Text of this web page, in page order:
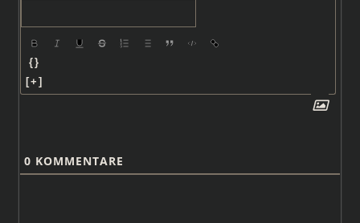
{}
[+]
0 KOMMENTARE